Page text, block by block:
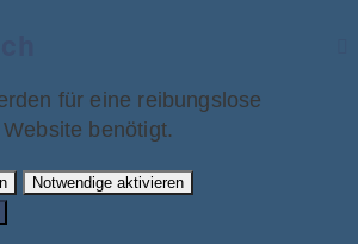
für eine reibungslose
benötigt.
Notwendige aktivieren